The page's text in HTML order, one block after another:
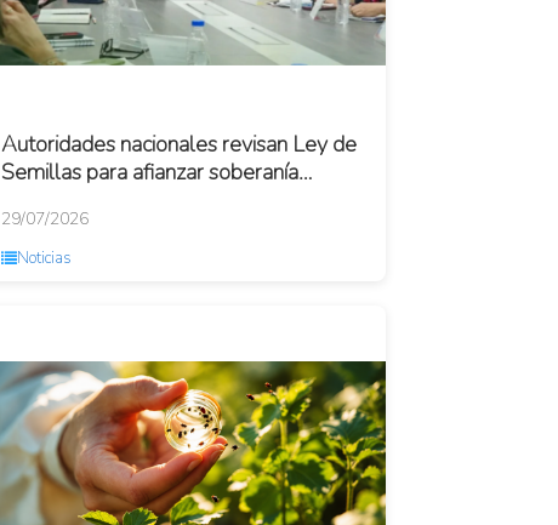
Autoridades nacionales revisan Ley de
Semillas para afianzar soberanía
29/07/2026
Noticias